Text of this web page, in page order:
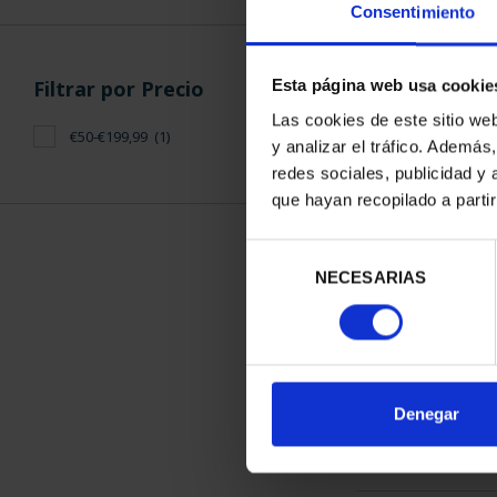
Consentimiento
Esta página web usa
Las cookies de este sitio
y analizar el tráfico.
redes sociales, publicidad y
que hayan recopilado a
consentimiento
NECESARIAS
Denegar
Filtrar por Precio
€50-€199,99 (1)
CARTERITA
2022
ORDENAR POR: